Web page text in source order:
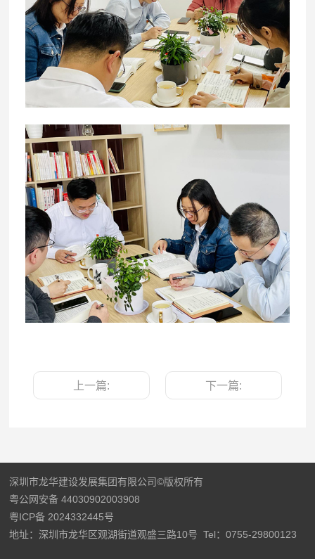
上一篇: 下一篇:
深圳市龙华建设发展集团有限公司©版权所有
粤公网安备 44030902003908
粤ICP备 2024332445号
地址：深圳市龙华区观湖街道观盛三路10号 Tel：0755-29800123